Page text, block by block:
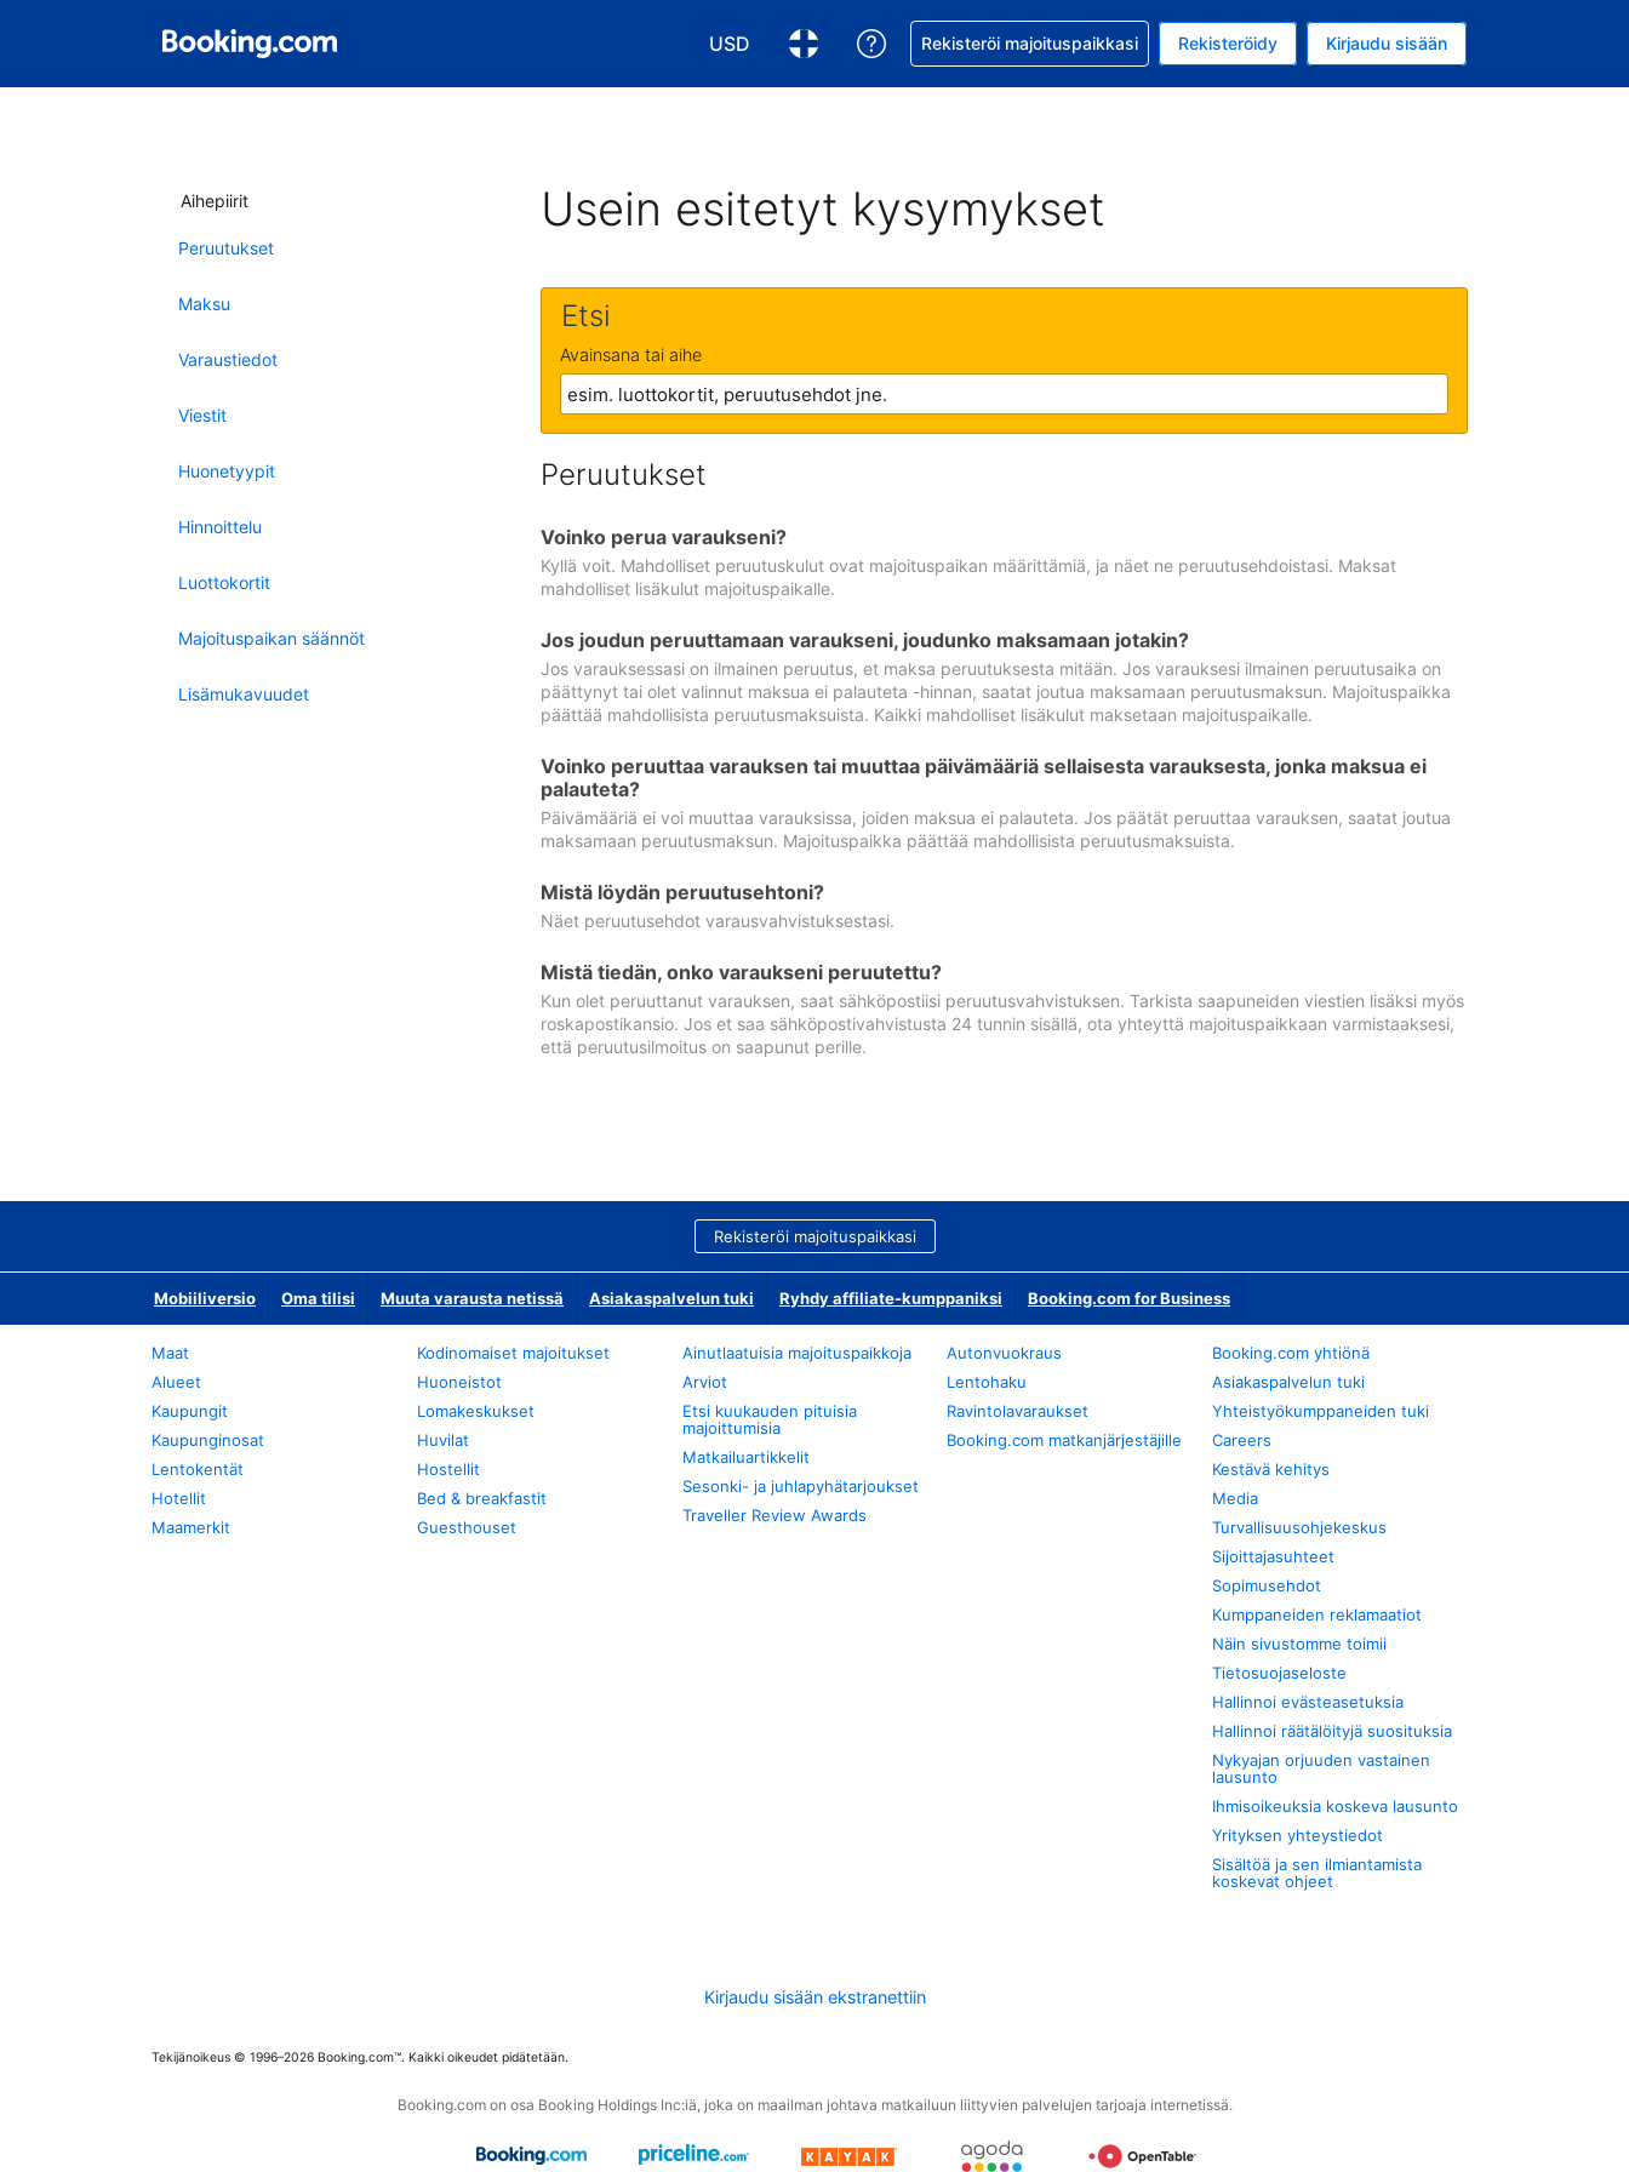
USD
Valitse valuutta. Tämänhetkinen valuutta on Yhdysvaltain dollari
Valitse kieli. Tämänhetkinen kieli on Suomi
Pyydä apua varauksesi kanssa
Rekisteröi majoituspaikkasi Rekisteröidy Kirjaudu sisään
Aihepiirit
Peruutukset
Maksu
Varaustiedot
Viestit
Huonetyypit
Hinnoittelu
Luottokortit
Majoituspaikan säännöt
Lisämukavuudet
Usein esitetyt kysymykset
Etsi
Avainsana tai aihe
Peruutukset
Voinko perua varaukseni?
Kyllä voit. Mahdolliset peruutuskulut ovat majoituspaikan määrittämiä, ja näet ne peruutusehdoistasi. Maksat
mahdolliset lisäkulut majoituspaikalle.
Jos joudun peruuttamaan varaukseni, joudunko maksamaan jotakin?
Jos varauksessasi on ilmainen peruutus, et maksa peruutuksesta mitään. Jos varauksesi ilmainen peruutusaika on
päättynyt tai olet valinnut maksua ei palauteta -hinnan, saatat joutua maksamaan peruutusmaksun. Majoituspaikka
päättää mahdollisista peruutusmaksuista. Kaikki mahdolliset lisäkulut maksetaan majoituspaikalle.
Voinko peruuttaa varauksen tai muuttaa päivämääriä sellaisesta varauksesta, jonka maksua ei
palauteta?
Päivämääriä ei voi muuttaa varauksissa, joiden maksua ei palauteta. Jos päätät peruuttaa varauksen, saatat joutua
maksamaan peruutusmaksun. Majoituspaikka päättää mahdollisista peruutusmaksuista.
Mistä löydän peruutusehtoni?
Näet peruutusehdot varausvahvistuksestasi.
Mistä tiedän, onko varaukseni peruutettu?
Kun olet peruuttanut varauksen, saat sähköpostiisi peruutusvahvistuksen. Tarkista saapuneiden viestien lisäksi myös
roskapostikansio. Jos et saa sähköpostivahvistusta 24 tunnin sisällä, ota yhteyttä majoituspaikkaan varmistaaksesi,
että peruutusilmoitus on saapunut perille.
Rekisteröi majoituspaikkasi
Mobiiliversio Oma tilisi Muuta varausta netissä Asiakaspalvelun tuki Ryhdy affiliate-kumppaniksi Booking.com for Business
Maat
Alueet
Kaupungit
Kaupunginosat
Lentokentät
Hotellit
Maamerkit
Kodinomaiset majoitukset
Huoneistot
Lomakeskukset
Huvilat
Hostellit
Bed & breakfastit
Guesthouset
Ainutlaatuisia majoituspaikkoja
Arviot
Etsi kuukauden pituisia
majoittumisia
Matkailuartikkelit
Sesonki- ja juhlapyhätarjoukset
Traveller Review Awards
Autonvuokraus
Lentohaku
Ravintolavaraukset
Booking.com matkanjärjestäjille
Booking.com yhtiönä
Asiakaspalvelun tuki
Yhteistyökumppaneiden tuki
Careers
Kestävä kehitys
Media
Turvallisuusohjekeskus
Sijoittajasuhteet
Sopimusehdot
Kumppaneiden reklamaatiot
Näin sivustomme toimii
Tietosuojaseloste
Hallinnoi evästeasetuksia
Hallinnoi räätälöityjä suosituksia
Nykyajan orjuuden vastainen
lausunto
Ihmisoikeuksia koskeva lausunto
Yrityksen yhteystiedot
Sisältöä ja sen ilmiantamista
koskevat ohjeet
Kirjaudu sisään ekstranettiin
Tekijänoikeus © 1996–2026 Booking.com™. Kaikki oikeudet pidätetään.
Booking.com on osa Booking Holdings Inc:iä, joka on maailman johtava matkailuun liittyvien palvelujen tarjoaja internetissä.